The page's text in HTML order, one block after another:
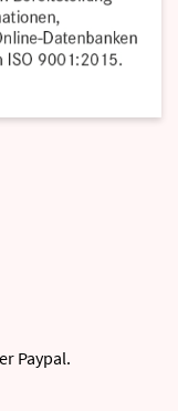
Paypal.